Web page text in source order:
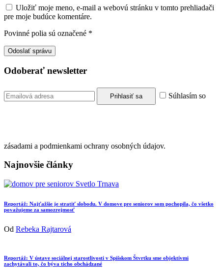
Uložiť moje meno, e-mail a webovú stránku v tomto prehliadači
pre moje budúce komentáre.
Povinné polia sú označené *
Odoberať newsletter
Súhlasím so
zásadami a podmienkami ochrany osobných údajov.
Najnovšie články
Reportáž: Najťažšie je stratiť slobodu. V domove pre seniorov som pochopila, čo všetko
považujeme za samozrejmosť
Od Rebeka Rajtarová
Reportáž: V ústave sociálnej starostlivosti v Spišskom Štvrtku sme objektívmi
zachytávali to, čo býva ticho obchádzané